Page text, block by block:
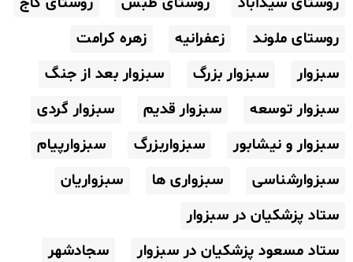
روستای ملوند
زعفرانیه
زهره کرامت
سبزوار
سبزوار بزرگ
سبزوار بعد از جنگ
سبزوار توسعه
سبزوار قدیم
سبزوار گردی
سبزوار و نیشابور
سبزواربزرگ
سبزوارپیام
سبزوارشناسی
سبزواری ها
سبزواریان
ستاد پزشکیان در سبزوار
ستاد مسعود پزشکیان در سبزوار
سجادشهر